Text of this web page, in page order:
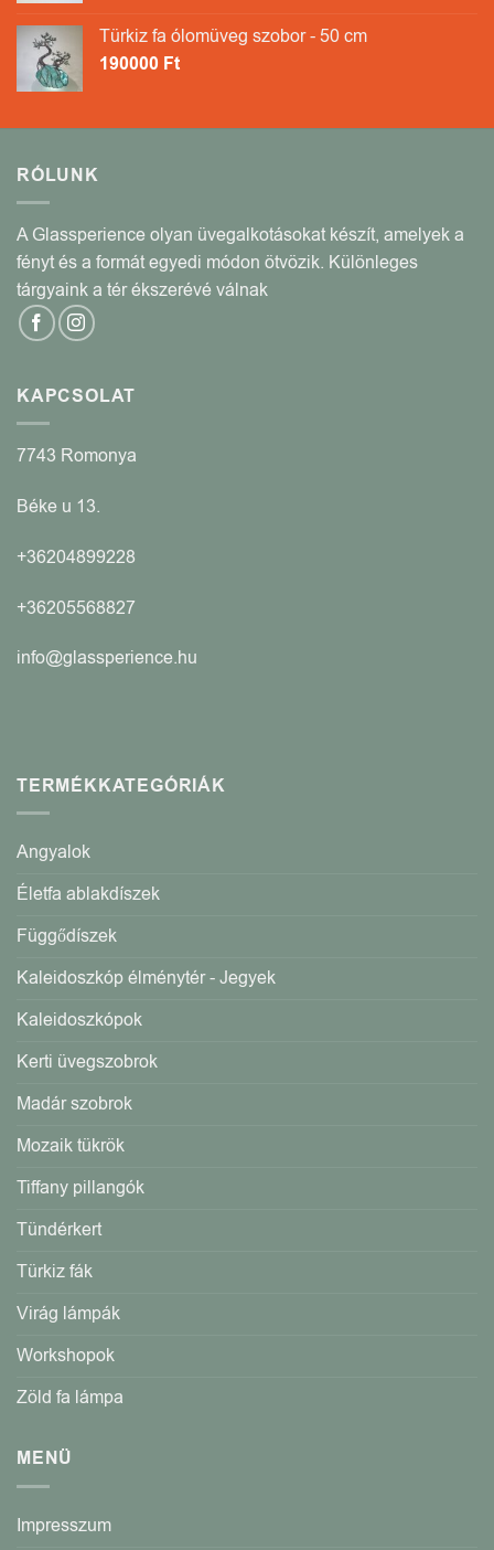
Türkiz fa ólomüveg szobor - 50 cm
190000 Ft
RÓLUNK
A Glassperience olyan üvegalkotásokat készít, amelyek a
fényt és a formát egyedi módon ötvözik. Különleges
tárgyaink a tér ékszerévé válnak
KAPCSOLAT
7743 Romonya
Béke u 13.
+36204899228
+36205568827
info@glassperience.hu
TERMÉKKATEGÓRIÁK
Angyalok
Életfa ablakdíszek
Függődíszek
Kaleidoszkóp élménytér - Jegyek
Kaleidoszkópok
Kerti üvegszobrok
Madár szobrok
Mozaik tükrök
Tiffany pillangók
Tündérkert
Türkiz fák
Virág lámpák
Workshopok
Zöld fa lámpa
MENÜ
Impresszum